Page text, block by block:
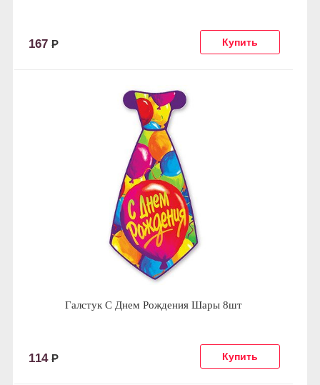
167 Р
Галстук С Днем Рождения Шары 8шт
114 Р